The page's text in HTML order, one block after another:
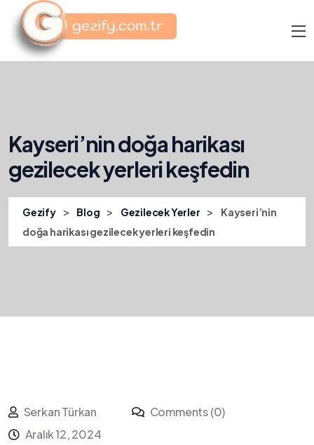
Kayseri’nin doğa harikası
gezilecek yerleri keşfedin
Gezify > Blog > Gezilecek Yerler >
Kayseri’nin
doğa harikası gezilecek yerleri keşfedin
Serkan Türkan
Comments (0)
Aralık 12, 2024